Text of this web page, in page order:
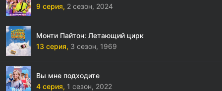
9 серия, 2 сезон, 2024
Монти Пайтон: Летающий цирк
13 серия, 3 сезон, 1969
Вы мне подходите
4 серия, 1 сезон, 2022